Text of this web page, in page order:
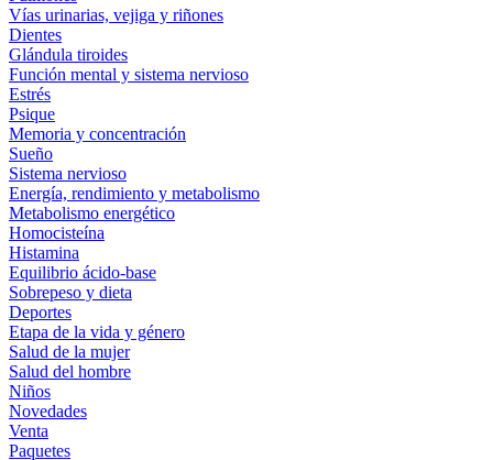
Vías urinarias, vejiga y riñones
Dientes
Glándula tiroides
Función mental y sistema nervioso
Estrés
Psique
Memoria y concentración
Sueño
Sistema nervioso
Energía, rendimiento y metabolismo
Metabolismo energético
Homocisteína
Histamina
Equilibrio ácido-base
Sobrepeso y dieta
Deportes
Etapa de la vida y género
Salud de la mujer
Salud del hombre
Niños
Novedades
Venta
Paquetes